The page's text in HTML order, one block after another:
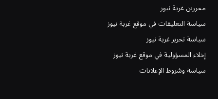
محررين غربة نيوز
سياسة التعليقات في موقع غربة نيوز
سياسة تحرير غربة نيوز
إخلاء المسؤولية في موقع غربة نيوز
سياسة وشروط الإعلانات